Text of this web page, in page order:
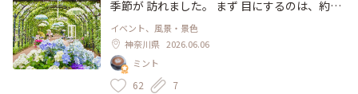
季節が 訪れました。 まず 目にするのは、約50
メートル続く ローズトンネルのディスプレイ
♡ 透明感のある アンブレラと 紫陽花の お洒落
な空間になっています。 美しい新緑と 爽やか
な色合いに うっとり♡ なかなか 前に進めず 行
ったり来たりしながら 楽しみました。 ディス
イベント、風景・景色
神奈川県 2026.06.06
ミント
62 7